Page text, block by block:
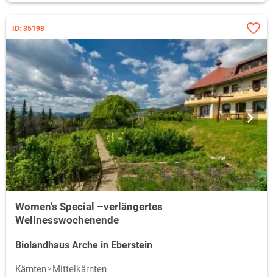
ID: 35198
Women’s Special –verlängertes
Wellnesswochenende
Biolandhaus Arche in Eberstein
Kärnten
Mittelkärnten